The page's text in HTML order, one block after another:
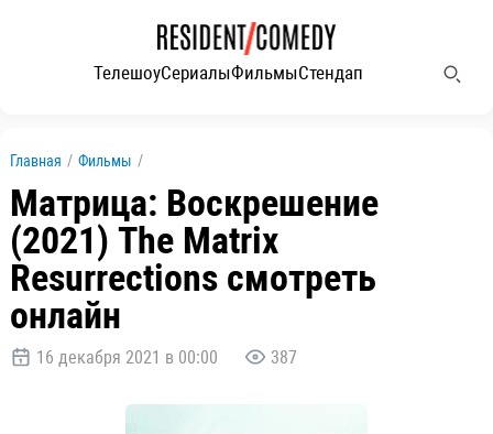
ТелешоуСериалыФильмыСтендап
Главная / Фильмы /
Матрица: Воскрешение
(2021) The Matrix
Resurrections смотреть
онлайн
16 декабря 2021 в 00:00 387